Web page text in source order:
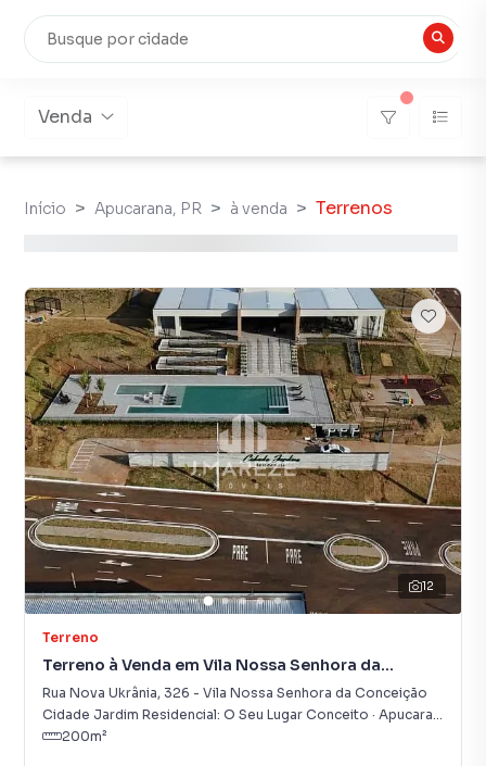
Venda
Início Apucarana, PR à venda Terrenos
12
Terreno
Terreno à Venda em Vila Nossa Senhora da
Conceição
Rua Nova Ukrânia, 326 - Vila Nossa Senhora da Conceição
Cidade Jardim Residencial: O Seu Lugar Conceito · Apucarana
200m²